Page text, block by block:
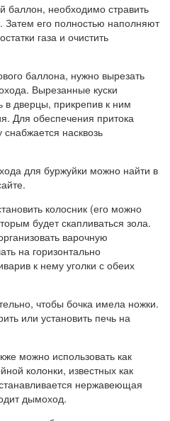
баллон, необходимо стравить
Затем его полностью наполняют
газа и очистить
баллона, нужно вырезать
Вырезанные куски
в дверцы, прикрепив к ним
Для обеспечения притока
снабжается насквозь
для буржуйки можно найти в
колосник (его можно
будет скапливаться зола.
варочную
на горизонтально
к нему уголки с обеих
чтобы бочка имела ножки.
или установить печь на
можно использовать как
колонки, известных как
нержавеющая
дымоход.